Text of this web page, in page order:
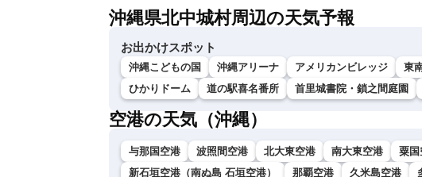
沖縄県北中城村周辺の天気予報
お出かけスポット
沖縄こどもの国 沖縄アリーナ アメリカンビレッジ
東
ひかりドーム
道の駅喜名番所 首里城書院・鎖之間庭園
空港の天気（沖縄）
与那国空港 波照間空港 北大東空港 南大東空港 粟国
新石垣空港（南ぬ島 石垣空港）
那覇空港 久米島空港